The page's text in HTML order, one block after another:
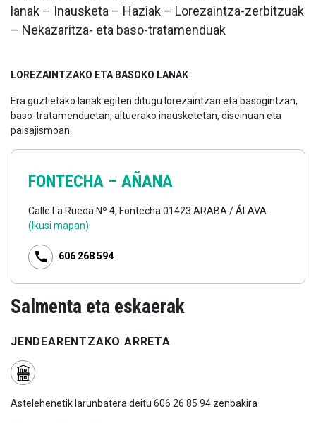
lanak – Inausketa – Haziak – Lorezaintza-zerbitzuak
– Nekazaritza- eta baso-tratamenduak
LOREZAINTZAKO ETA BASOKO LANAK
Era guztietako lanak egiten ditugu lorezaintzan eta basogintzan,
baso-tratamenduetan, altuerako inausketetan, diseinuan eta
paisajismoan.
FONTECHA – AÑANA
Calle La Rueda Nº 4, Fontecha 01423 ARABA / ÁLAVA
(Ikusi mapan)
606 268 594
Salmenta eta eskaerak
JENDEARENTZAKO ARRETA
Astelehenetik larunbatera deitu 606 26 85 94 zenbakira